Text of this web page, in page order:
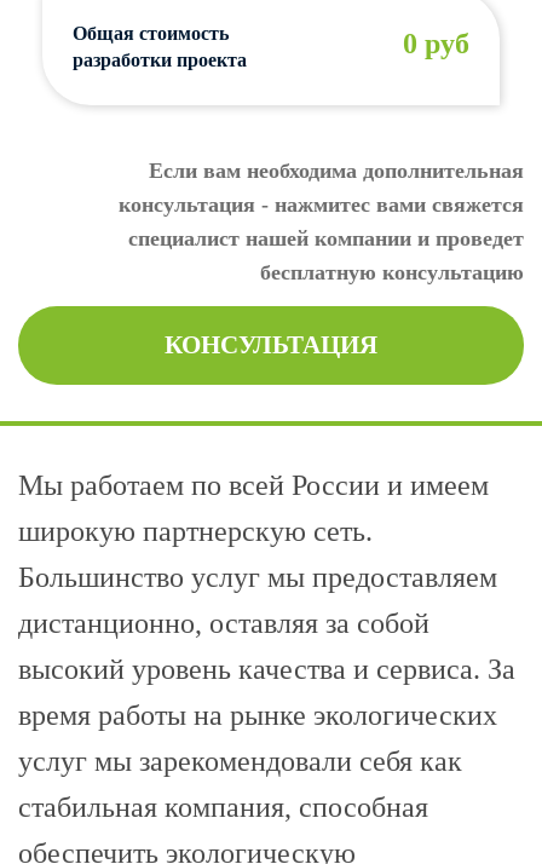
Общая стоимость
разработки проекта
0 руб
Если вам необходима дополнительная
консультация - нажмитес вами свяжется
специалист нашей компании и проведет
бесплатную консультацию
КОНСУЛЬТАЦИЯ
Мы работаем по всей России и имеем
широкую партнерскую сеть.
Большинство услуг мы предоставляем
дистанционно, оставляя за собой
высокий уровень качества и сервиса. За
время работы на рынке экологических
услуг мы зарекомендовали себя как
стабильная компания, способная
обеспечить экологическую